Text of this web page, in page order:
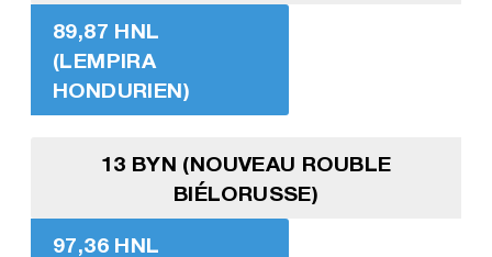
89,87 HNL
(LEMPIRA
HONDURIEN)
13 BYN (NOUVEAU ROUBLE
BIÉLORUSSE)
97,36 HNL